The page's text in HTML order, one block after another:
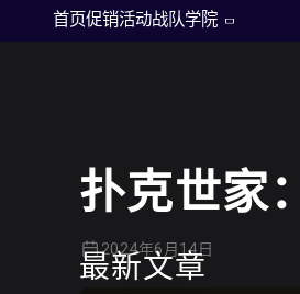
首页促销活动战队学院
德州扑克
扑克世家
2024年6月14日
最新文章